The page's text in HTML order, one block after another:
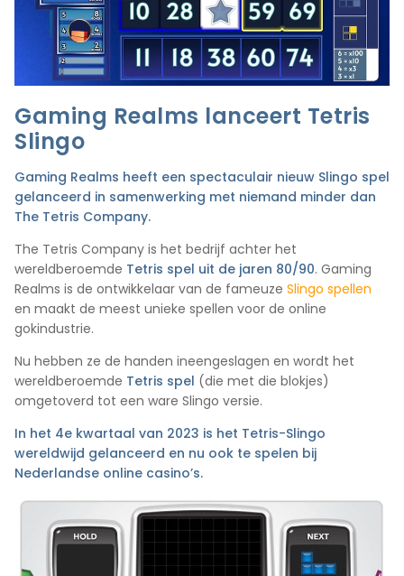
Gaming Realms lanceert Tetris
Slingo
Gaming Realms heeft een spectaculair nieuw Slingo spel
gelanceerd in samenwerking met niemand minder dan
The Tetris Company.
The Tetris Company is het bedrijf achter het
wereldberoemde Tetris spel uit de jaren 80/90. Gaming
Realms is de ontwikkelaar van de fameuze Slingo spellen
en maakt de meest unieke spellen voor de online
gokindustrie.
Nu hebben ze de handen ineengeslagen en wordt het
wereldberoemde Tetris spel (die met die blokjes)
omgetoverd tot een ware Slingo versie.
In het 4e kwartaal van 2023 is het Tetris-Slingo
wereldwijd gelanceerd en nu ook te spelen bij
Nederlandse online casino’s.